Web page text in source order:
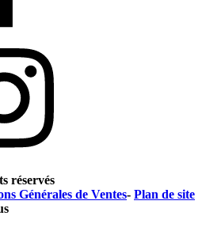
réservés
Générales de Ventes- Plan de site